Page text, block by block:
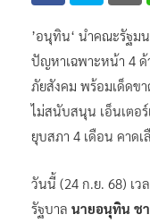
’อนุทิน‘ นำคณะรัฐม
ปัญหาเฉพาะหน้า 4
ภัยสังคม พร้อมเด็ดข
ไม่สนับสนุน เอ็นเตอ
ยุบสภา 4 เดือน คาด
วันนี้ (24 ก.ย. 68) เ
รัฐบาล นายอนุทิน ช